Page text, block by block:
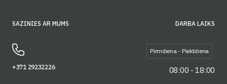
SAZINIES AR MUMS
+371 29232226
DARBA LAIKS
Pirmdiena - Piektdiena
08:00 - 18:00